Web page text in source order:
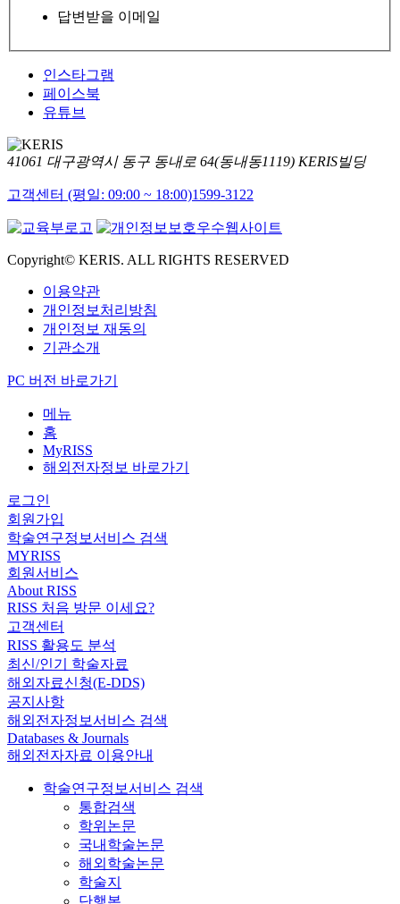
답변받을 이메일
인스타그램
페이스북
유튜브
41061 대구광역시 동구 동내로 64(동내동1119) KERIS빌딩
고객센터 (평일: 09:00 ~ 18:00)1599-3122
Copyright© KERIS. ALL RIGHTS RESERVED
이용약관
개인정보처리방침
개인정보 재동의
기관소개
PC 버전 바로가기
메뉴
홈
MyRISS
해외전자정보 바로가기
로그인
회원가입
학술연구정보서비스 검색
MYRISS
회원서비스
About RISS
RISS 처음 방문 이세요?
고객센터
RISS 활용도 분석
최신/인기 학술자료
해외자료신청(E-DDS)
공지사항
해외전자정보서비스 검색
Databases & Journals
해외전자자료 이용안내
학술연구정보서비스 검색
통합검색
학위논문
국내학술논문
해외학술논문
학술지
단행본